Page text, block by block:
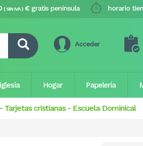
horario
( SIN IVA ) €gratis península
Acceder
Hogar Papelería
Tarjetas cristianas - Escuela Dominical